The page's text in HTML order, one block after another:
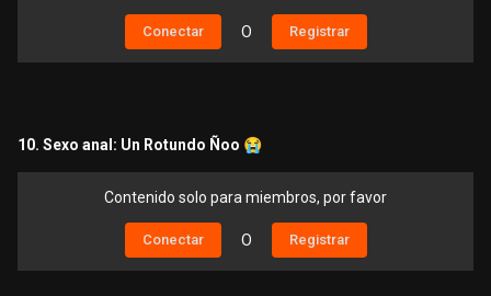
Conectar O Registrar
10. Sexo anal: Un Rotundo Ñoo 😭
Contenido solo para miembros, por favor
Conectar O Registrar